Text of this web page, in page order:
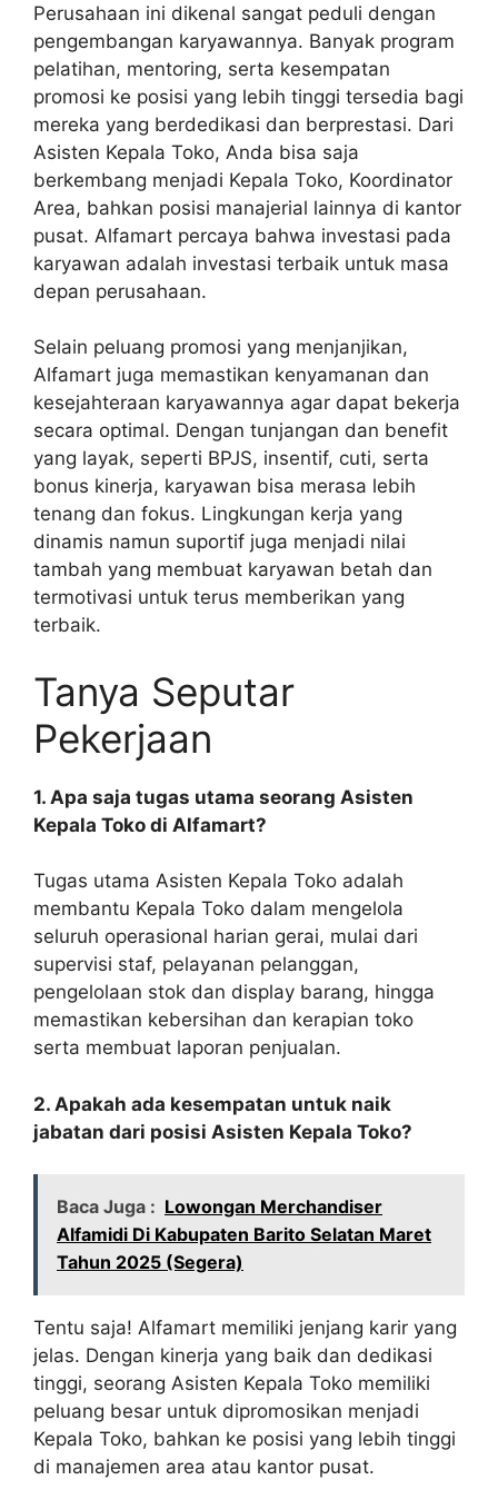
Perusahaan ini dikenal sangat peduli dengan
pengembangan karyawannya. Banyak program
pelatihan, mentoring, serta kesempatan
promosi ke posisi yang lebih tinggi tersedia bagi
mereka yang berdedikasi dan berprestasi. Dari
Asisten Kepala Toko, Anda bisa saja
berkembang menjadi Kepala Toko, Koordinator
Area, bahkan posisi manajerial lainnya di kantor
pusat. Alfamart percaya bahwa investasi pada
karyawan adalah investasi terbaik untuk masa
depan perusahaan.
Selain peluang promosi yang menjanjikan,
Alfamart juga memastikan kenyamanan dan
kesejahteraan karyawannya agar dapat bekerja
secara optimal. Dengan tunjangan dan benefit
yang layak, seperti BPJS, insentif, cuti, serta
bonus kinerja, karyawan bisa merasa lebih
tenang dan fokus. Lingkungan kerja yang
dinamis namun suportif juga menjadi nilai
tambah yang membuat karyawan betah dan
termotivasi untuk terus memberikan yang
terbaik.
Tanya Seputar
Pekerjaan
1. Apa saja tugas utama seorang Asisten
Kepala Toko di Alfamart?
Tugas utama Asisten Kepala Toko adalah
membantu Kepala Toko dalam mengelola
seluruh operasional harian gerai, mulai dari
supervisi staf, pelayanan pelanggan,
pengelolaan stok dan display barang, hingga
memastikan kebersihan dan kerapian toko
serta membuat laporan penjualan.
2. Apakah ada kesempatan untuk naik
jabatan dari posisi Asisten Kepala Toko?
Baca Juga : Lowongan Merchandiser
Alfamidi Di Kabupaten Barito Selatan Maret
Tahun 2025 (Segera)
Tentu saja! Alfamart memiliki jenjang karir yang
jelas. Dengan kinerja yang baik dan dedikasi
tinggi, seorang Asisten Kepala Toko memiliki
peluang besar untuk dipromosikan menjadi
Kepala Toko, bahkan ke posisi yang lebih tinggi
di manajemen area atau kantor pusat.